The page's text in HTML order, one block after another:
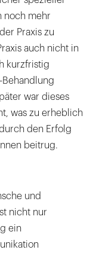
noch mehr
Praxis zu
auch nicht in
kurzfristig
Behandlung
war dieses
was zu erheblich
den Erfolg
beitrug.
und
nicht nur
ein